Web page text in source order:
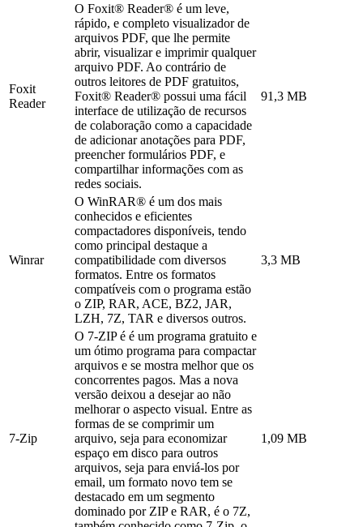
Foxit
Reader
O Foxit® Reader® é um leve,
rápido, e completo visualizador de
arquivos PDF, que lhe permite
abrir, visualizar e imprimir qualquer
arquivo PDF. Ao contrário de
outros leitores de PDF gratuitos,
Foxit® Reader® possui uma fácil
interface de utilização de recursos
de colaboração como a capacidade
de adicionar anotações para PDF,
preencher formulários PDF, e
compartilhar informações com as
redes sociais.
91,3 MB
Winrar
O WinRAR® é um dos mais
conhecidos e eficientes
compactadores disponíveis, tendo
como principal destaque a
compatibilidade com diversos
formatos. Entre os formatos
compatíveis com o programa estão
o ZIP, RAR, ACE, BZ2, JAR,
LZH, 7Z, TAR e diversos outros.
3,3 MB
7-Zip
O 7-ZIP é é um programa gratuito e
um ótimo programa para compactar
arquivos e se mostra melhor que os
concorrentes pagos. Mas a nova
versão deixou a desejar ao não
melhorar o aspecto visual. Entre as
formas de se comprimir um
arquivo, seja para economizar
espaço em disco para outros
arquivos, seja para enviá-los por
email, um formato novo tem se
destacado em um segmento
dominado por ZIP e RAR, é o 7Z,
1,09 MB